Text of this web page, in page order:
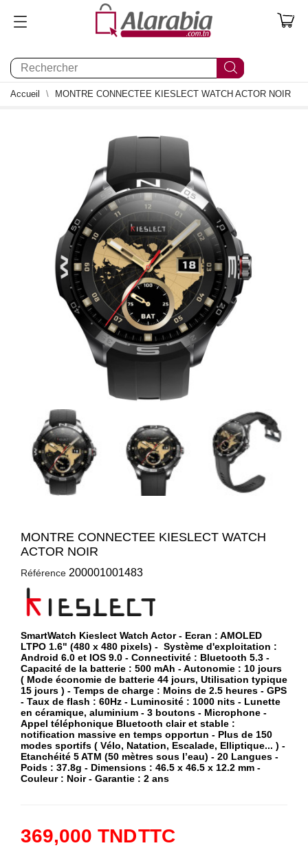
0
Accueil MONTRE CONNECTEE KIESLECT WATCH ACTOR NOIR
MONTRE CONNECTEE KIESLECT WATCH
ACTOR NOIR
Référence 200001001483
SmartWatch Kieslect Watch Actor - Ecran : AMOLED
LTPO 1.6" (480 x 480 pixels) - Système d'exploitation :
Android 6.0 et IOS 9.0 - Connectivité : Bluetooth 5.3 -
Capacité de la batterie : 500 mAh - Autonomie : 10 jours
( Mode économie de batterie 44 jours, Utilisation typique
15 jours ) - Temps de charge : Moins de 2.5 heures - GPS
- Taux de flash : 60Hz - Luminosité : 1000 nits - Lunette
en céramique, aluminium - 3 boutons - Microphone -
Appel téléphonique Bluetooth clair et stable :
notification massive en temps opportun - Plus de 150
modes sportifs ( Vélo, Natation, Escalade, Elliptique... ) -
Etanchéité 5 ATM (50 mètres sous l’eau) - 20 Langues -
Poids : 37.8g - Dimensions : 46.5 x 46.5 x 12.2 mm -
Couleur : Noir - Garantie : 2 ans
369,000 TNDTTC